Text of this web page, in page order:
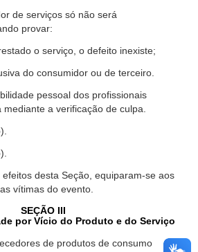
de serviços só não será
provar:
o serviço, o defeito inexiste;
do consumidor ou de terceiro.
pessoal dos profissionais
a verificação de culpa.
efeitos desta Seção, equiparam-se aos
vítimas do evento.
SEÇÃO III
por Vício do Produto e do Serviço
de produtos de consumo